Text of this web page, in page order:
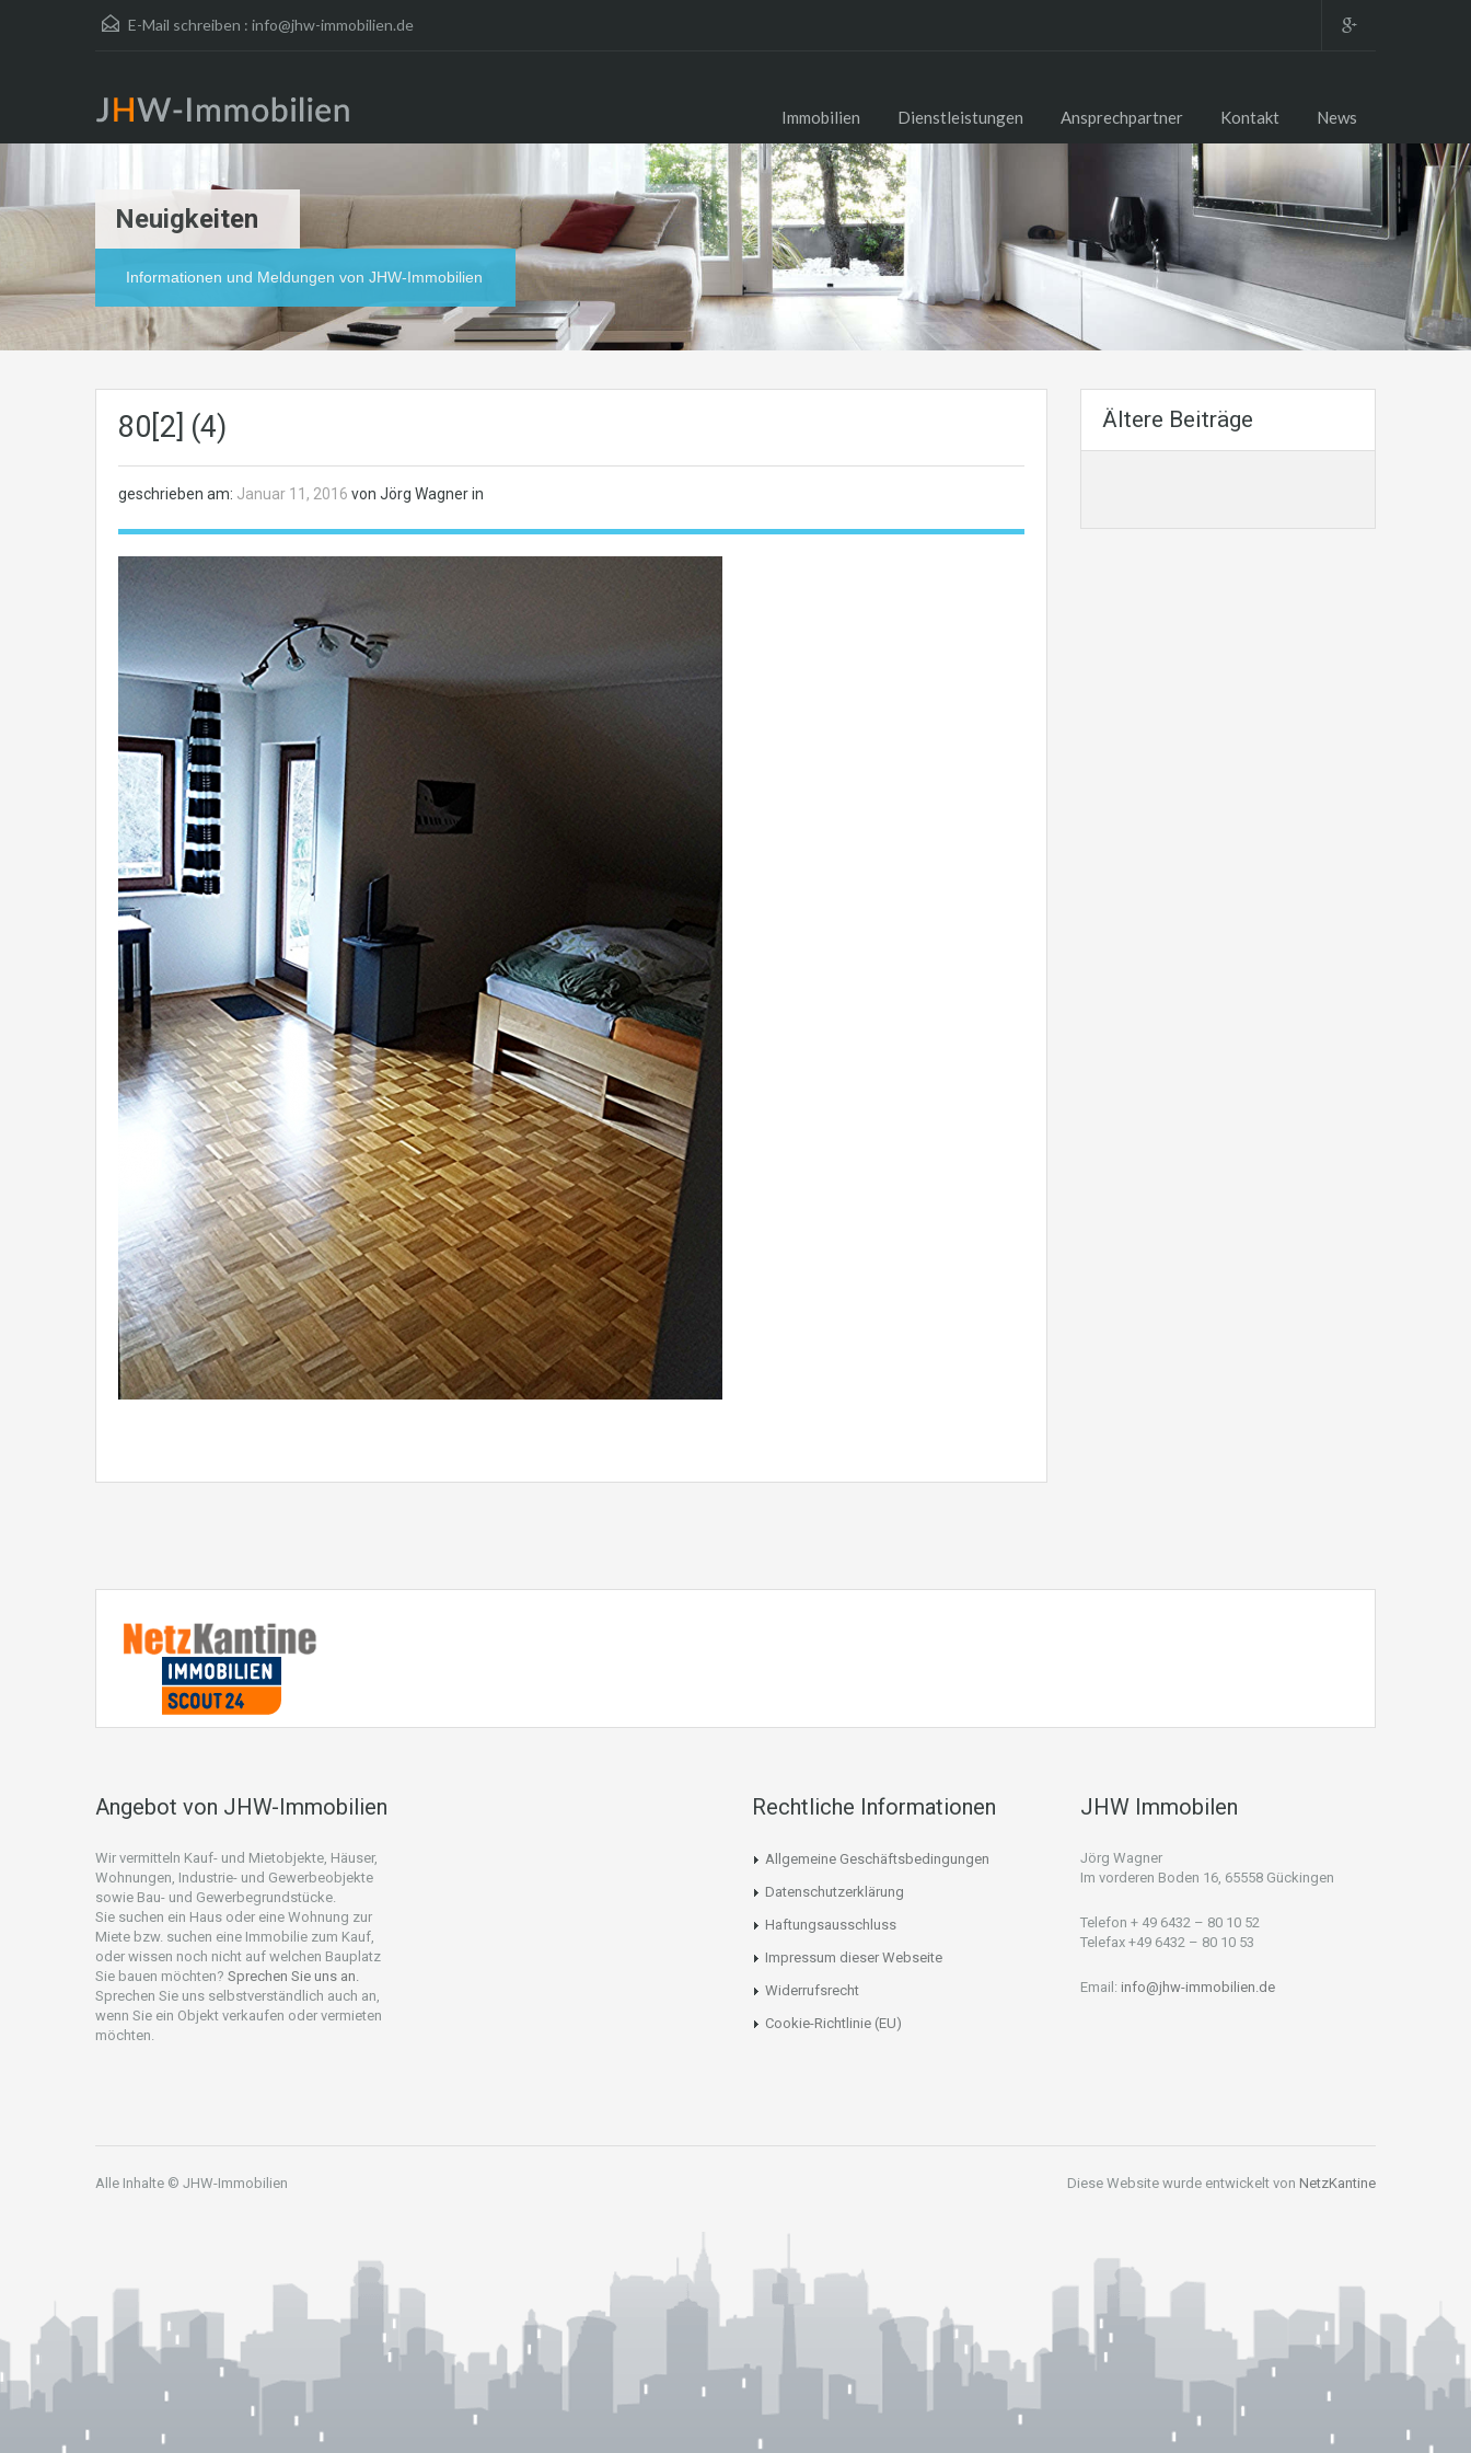
E-Mail schreiben : info@jhw-immobilien.de
Immobilien Dienstleistungen Ansprechpartner Kontakt News
Neuigkeiten
Informationen und Meldungen von JHW-Immobilien
80[2] (4)
geschrieben am: Januar 11, 2016 von Jörg Wagner in
Ältere Beiträge
Angebot von JHW-Immobilien
Wir vermitteln Kauf- und Mietobjekte, Häuser,
Wohnungen, Industrie- und Gewerbeobjekte
sowie Bau- und Gewerbegrundstücke.
Sie suchen ein Haus oder eine Wohnung zur
Miete bzw. suchen eine Immobilie zum Kauf,
oder wissen noch nicht auf welchen Bauplatz
Sie bauen möchten? Sprechen Sie uns an.
Sprechen Sie uns selbstverständlich auch an,
wenn Sie ein Objekt verkaufen oder vermieten
möchten.
Rechtliche Informationen
Allgemeine Geschäftsbedingungen
Datenschutzerklärung
Haftungsausschluss
Impressum dieser Webseite
Widerrufsrecht
Cookie-Richtlinie (EU)
JHW Immobilen
Jörg Wagner
Im vorderen Boden 16, 65558 Gückingen
Telefon + 49 6432 – 80 10 52
Telefax +49 6432 – 80 10 53
Email: info@jhw-immobilien.de
Alle Inhalte © JHW-Immobilien Diese Website wurde entwickelt von NetzKantine